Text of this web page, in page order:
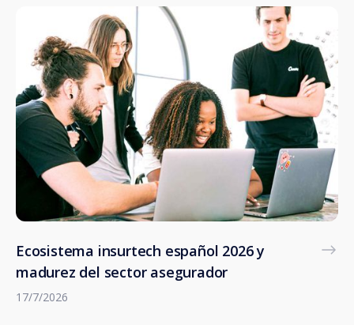
Ecosistema insurtech español 2026 y
madurez del sector asegurador
17/7/2026